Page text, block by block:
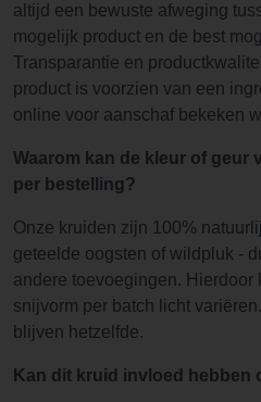
altijd een bewuste afweging
mogelijk product en de best
Transparantie en
product is voorzien van een
online voor aanschaf bekeken
Waarom kan de kleur of geur
per bestelling?
Onze kruiden zijn 100%
geteelde oogsten of wildpluk -
andere toevoegingen. Hierdoor
snijvorm per batch licht
blijven hetzelfde.
Kan dit kruid invloed hebben